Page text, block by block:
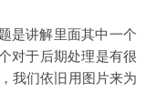
对于后期处理是有很
我们依旧用图片来为